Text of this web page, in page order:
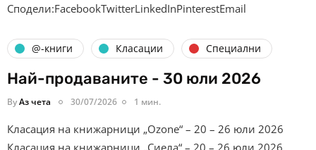
Сподели:FacebookTwitterLinkedInPinterestEmail
@-книги Класации Специални
Най-продаваните - 30 юли 2026
ByАз чета 30/07/2026 1 мин.
Класация на книжарници „Ozone“ – 20 – 26 юли 2026
Класация на книжарници „Сиела“ – 20 – 26 юли 2026